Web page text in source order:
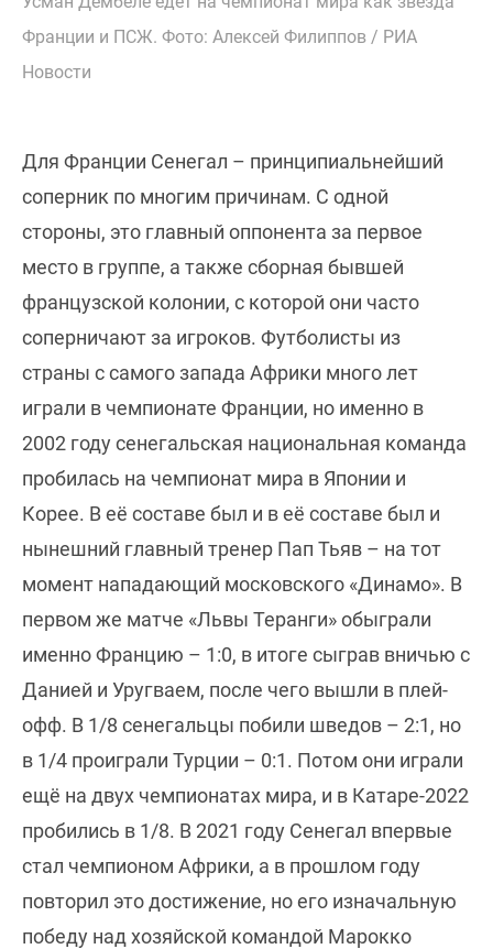
Франции и ПСЖ. Фото: Алексей Филиппов / РИА
Новости
Для Франции Сенегал – принципиальнейший
соперник по многим причинам. С одной
стороны, это главный оппонента за первое
место в группе, а также сборная бывшей
французской колонии, с которой они часто
соперничают за игроков. Футболисты из
страны с самого запада Африки много лет
играли в чемпионате Франции, но именно в
2002 году сенегальская национальная команда
пробилась на чемпионат мира в Японии и
Корее. В её составе был и в её составе был и
нынешний главный тренер Пап Тьяв – на тот
момент нападающий московского «Динамо». В
первом же матче «Львы Теранги» обыграли
именно Францию – 1:0, в итоге сыграв вничью с
Данией и Уругваем, после чего вышли в плей-
офф. В 1/8 сенегальцы побили шведов – 2:1, но
в 1/4 проиграли Турции – 0:1. Потом они играли
ещё на двух чемпионатах мира, и в Катаре-2022
пробились в 1/8. В 2021 году Сенегал впервые
стал чемпионом Африки, а в прошлом году
повторил это достижение, но его изначальную
победу над хозяйской командой Марокко